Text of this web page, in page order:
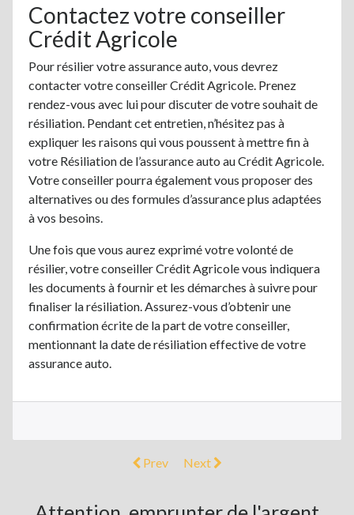
Contactez votre conseiller
Crédit Agricole
Pour résilier votre assurance auto, vous devrez
contacter votre conseiller Crédit Agricole. Prenez
rendez-vous avec lui pour discuter de votre souhait de
résiliation. Pendant cet entretien, n’hésitez pas à
expliquer les raisons qui vous poussent à mettre fin à
votre Résiliation de l’assurance auto au Crédit Agricole.
Votre conseiller pourra également vous proposer des
alternatives ou des formules d’assurance plus adaptées
à vos besoins.
Une fois que vous aurez exprimé votre volonté de
résilier, votre conseiller Crédit Agricole vous indiquera
les documents à fournir et les démarches à suivre pour
finaliser la résiliation. Assurez-vous d’obtenir une
confirmation écrite de la part de votre conseiller,
mentionnant la date de résiliation effective de votre
assurance auto.
Prev Next